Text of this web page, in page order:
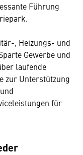
Führung
, Heizungs- und
Gewerbe und
laufende
zur Unterstützung
für